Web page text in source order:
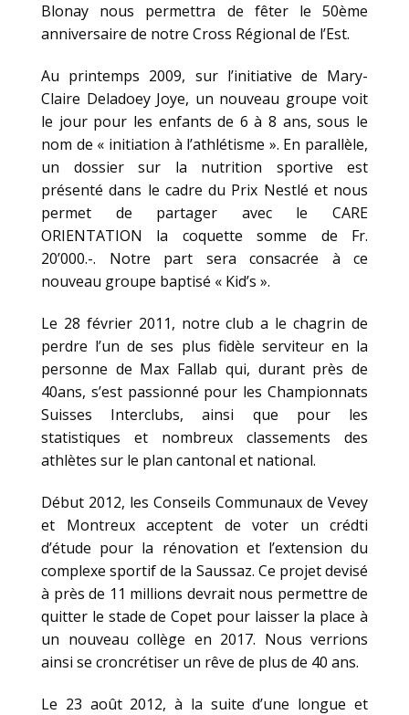
Blonay nous permettra de fêter le 50ème
anniversaire de notre Cross Régional de l’Est.
Au printemps 2009, sur l’initiative de Mary-
Claire Deladoey Joye, un nouveau groupe voit
le jour pour les enfants de 6 à 8 ans, sous le
nom de « initiation à l’athlétisme ». En parallèle,
un dossier sur la nutrition sportive est
présenté dans le cadre du Prix Nestlé et nous
permet de partager avec le CARE
ORIENTATION la coquette somme de Fr.
20’000.-. Notre part sera consacrée à ce
nouveau groupe baptisé « Kid’s ».
Le 28 février 2011, notre club a le chagrin de
perdre l’un de ses plus fidèle serviteur en la
personne de Max Fallab qui, durant près de
40ans, s’est passionné pour les Championnats
Suisses Interclubs, ainsi que pour les
statistiques et nombreux classements des
athlètes sur le plan cantonal et national.
Début 2012, les Conseils Communaux de Vevey
et Montreux acceptent de voter un crédti
d’étude pour la rénovation et l’extension du
complexe sportif de la Saussaz. Ce projet devisé
à près de 11 millions devrait nous permettre de
quitter le stade de Copet pour laisser la place à
un nouveau collège en 2017. Nous verrions
ainsi se croncrétiser un rêve de plus de 40 ans.
Le 23 août 2012, à la suite d’une longue et